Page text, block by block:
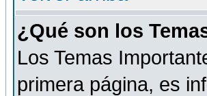
¿Qué son los
Los Temas
primera página, es